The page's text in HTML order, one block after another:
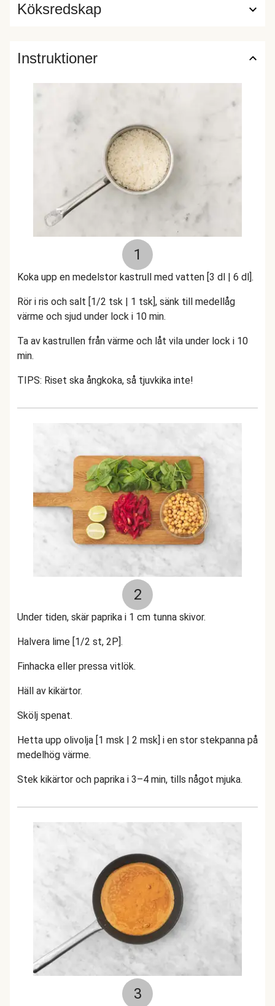
Köksredskap
Instruktioner
1
Koka upp en medelstor kastrull med vatten [3 dl | 6 dl].
Rör i ris och salt [1/2 tsk | 1 tsk], sänk till medellåg
värme och sjud under lock i 10 min.
Ta av kastrullen från värme och låt vila under lock i 10
min.
TIPS: Riset ska ångkoka, så tjuvkika inte!
2
Under tiden, skär paprika i 1 cm tunna skivor.
Halvera lime [1/2 st, 2P].
Finhacka eller pressa vitlök.
Häll av kikärtor.
Skölj spenat.
Hetta upp olivolja [1 msk | 2 msk] i en stor stekpanna på
medelhög värme.
Stek kikärtor och paprika i 3–4 min, tills något mjuka.
3